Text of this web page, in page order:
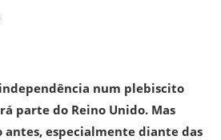
num plebiscito
parte do Reino Unido. Mas
antes, especialmente diante das